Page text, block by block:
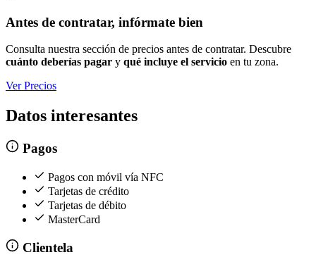
Antes de contratar, infórmate bien
Consulta nuestra sección de precios antes de contratar. Descubre
cuánto deberías pagar y qué incluye el servicio en tu zona.
Ver Precios
Datos interesantes
Pagos
Pagos con móvil vía NFC
Tarjetas de crédito
Tarjetas de débito
MasterCard
Clientela